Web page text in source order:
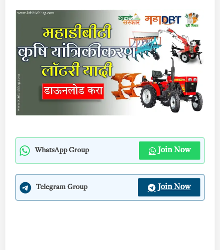
WhatsApp Group Join Now
Telegram Group Join Now